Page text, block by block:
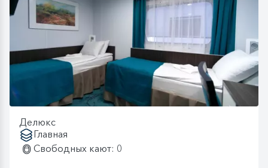
Делюкс
Главная
Свободных кают: 0